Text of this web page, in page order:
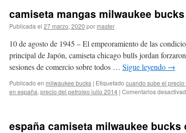
camiseta mangas milwaukee
Publicada el 27 marzo, 2020 por master
10 de agosto de 1945 – El empeoramiento de las
principal de Japón, camiseta chicago bulls jordan
sesiones de comercio sobre todos … Sigue leyendo →
Publicado en milwaukee bucks | Etiquetado cuando sube el
en españa, precio del petroleo julio 2014 | Comentarios
españa camiseta milwaukee bucks